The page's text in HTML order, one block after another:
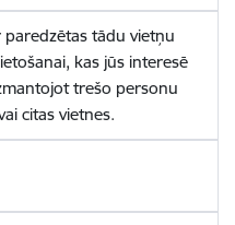
paredzētas tādu vietņu
kas jūs interesē
trešo personu
citas vietnes.